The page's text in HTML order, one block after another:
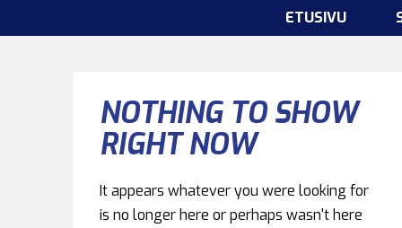
ETUSIVU
NOTHING TO SHOW
RIGHT NOW
It appears whatever you were looking for
is no longer here or perhaps wasn't here